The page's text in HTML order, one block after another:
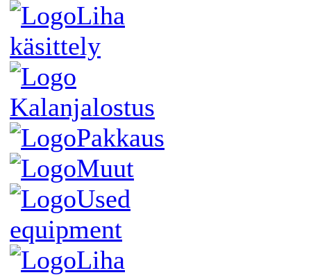
Liha
käsittely
Kalanjalostus
Pakkaus
Muut
Used
equipment
Liha